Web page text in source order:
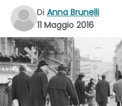
Di Anna Brunelli
11 Maggio 2016